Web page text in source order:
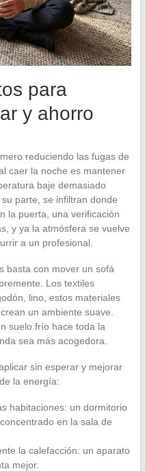
para
y ahorro
reduciendo las fugas de
caer la noche es mantener
baje demasiado
parte, se infiltran donde
la puerta, una verificación
y ya la atmósfera se vuelve
a un profesional.
basta con mover un sofá
Los textiles
lino, estos materiales
un ambiente suave.
suelo frío hace toda la
sea más acogedora.
sin esperar y mejorar
la energía:
habitaciones: un dormitorio
en la sala de
la calefacción: un aparato
mejor.